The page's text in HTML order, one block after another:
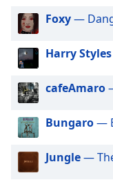
Track
in-
Picture
Fullscreen
This
modal
window.
Foxy—
Harry Styles
cafeAmaro
Bungaro—
Jungle—